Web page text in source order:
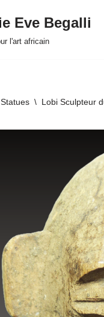
Eve Begalli
l'art africain
Statues \ Lobi Sculpteur